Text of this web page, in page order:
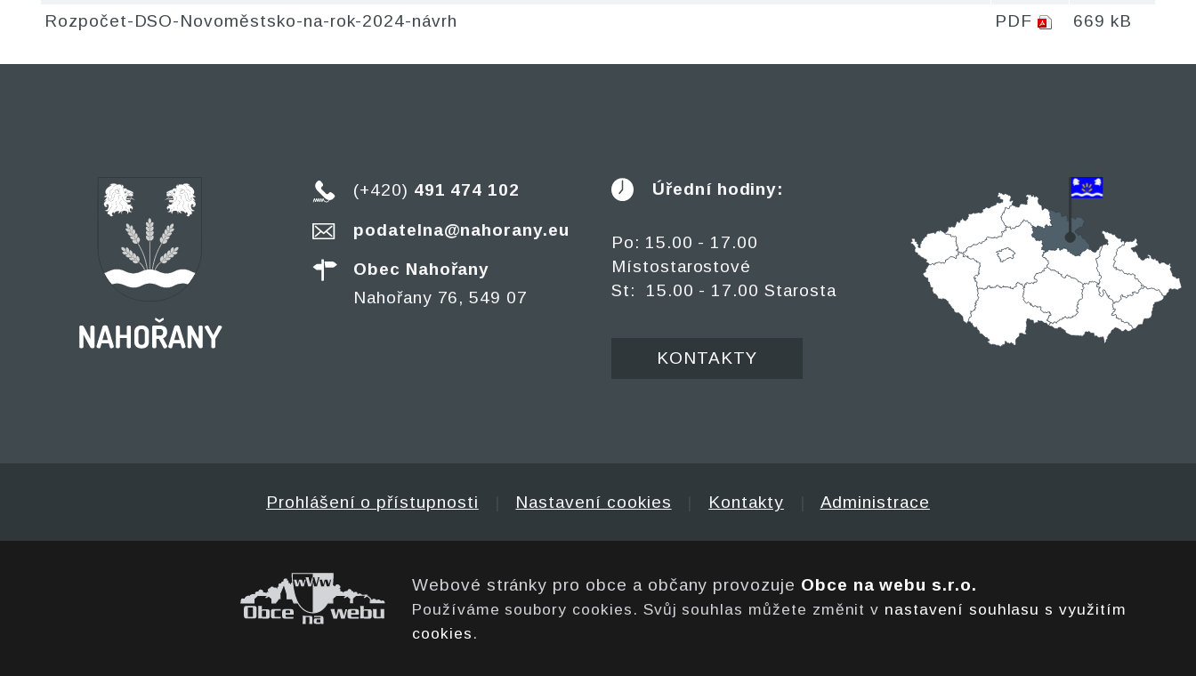
Rozpočet-DSO-Novoměstsko-na-rok-2024-návrh
PDF 669 kB
(+420) 491 474 102
podatelna@nahorany.eu
Obec Nahořany
Nahořany 76, 549 07
Úřední hodiny:
Po: 15.00 - 17.00
Místostarostové
St: 15.00 - 17.00 Starosta
KONTAKTY
Prohlášení o přístupnosti Nastavení cookies Kontakty Administrace
Webové stránky pro obce a občany provozuje Obce na webu s.r.o.
Používáme soubory cookies. Svůj souhlas můžete změnit v nastavení souhlasu s využitím
cookies .